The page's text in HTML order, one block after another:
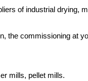
of industrial drying,
the commissioning at
mills, pellet mills.